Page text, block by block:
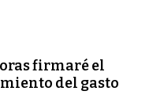
firmaré el
del gasto